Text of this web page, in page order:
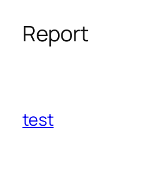
Report
test